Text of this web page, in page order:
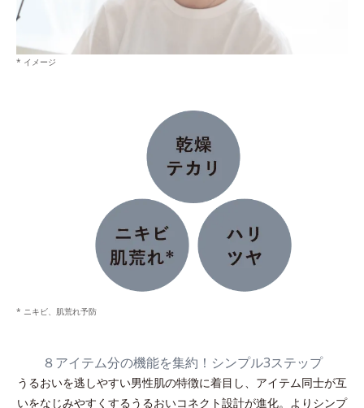
* イメージ
* ニキビ、肌荒れ予防
８アイテム分の機能を集約！シンプル3ステップ
うるおいを逃しやすい男性肌の特徴に着目し、アイテム同士が互
いをなじみやすくするうるおいコネクト設計が進化。よりシンプ